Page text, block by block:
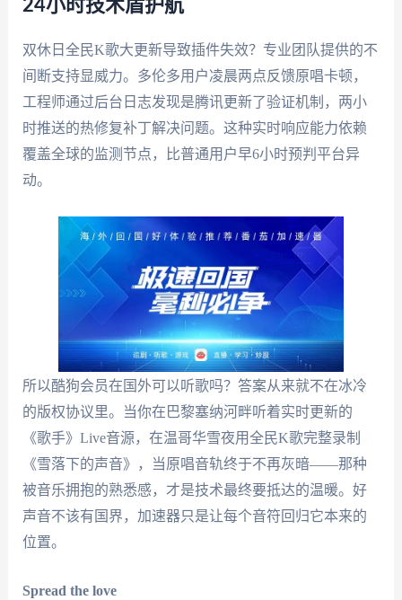
24小时技术盾护航
双休日全民K歌大更新导致插件失效？专业团队提供的不
间断支持显威力。多伦多用户凌晨两点反馈原唱卡顿，
工程师通过后台日志发现是腾讯更新了验证机制，两小
时推送的热修复补丁解决问题。这种实时响应能力依赖
覆盖全球的监测节点，比普通用户早6小时预判平台异
动。
所以酷狗会员在国外可以听歌吗？答案从来就不在冰冷
的版权协议里。当你在巴黎塞纳河畔听着实时更新的
《歌手》Live音源，在温哥华雪夜用全民K歌完整录制
《雪落下的声音》，当原唱音轨终于不再灰暗——那种
被音乐拥抱的熟悉感，才是技术最终要抵达的温暖。好
声音不该有国界，加速器只是让每个音符回归它本来的
位置。
Spread the love